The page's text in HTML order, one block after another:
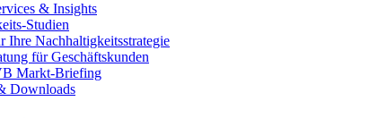
& Insights
Studien
Ihre Nachhaltigkeitsstrategie
für Geschäftskunden
Markt-Briefing
Downloads